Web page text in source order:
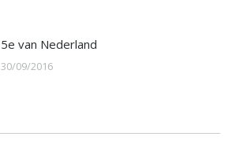
5e van Nederland
30/09/2016